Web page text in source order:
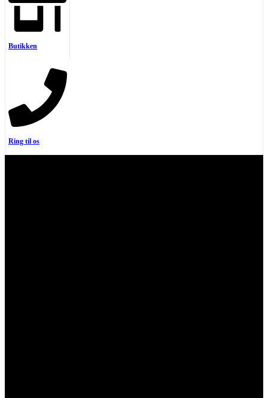
Butikken
Ring til os